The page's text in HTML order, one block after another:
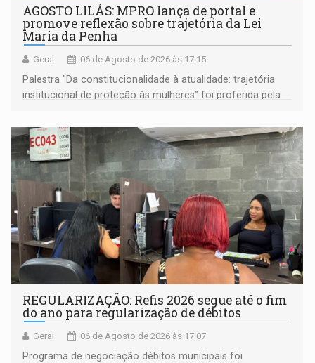
AGOSTO LILÁS: MPRO lança de portal e
promove reflexão sobre trajetória da Lei
Maria da Penha
Geral 06 de Agosto de 2026 às 17:15
Palestra "Da constitucionalidade à atualidade: trajetória
institucional de proteção às mulheres” foi proferida pela
Goiás
REGULARIZAÇÃO: Refis 2026 segue até o fim
do ano para regularização de débitos
Geral 06 de Agosto de 2026 às 17:07
Programa de negociação débitos municipais foi